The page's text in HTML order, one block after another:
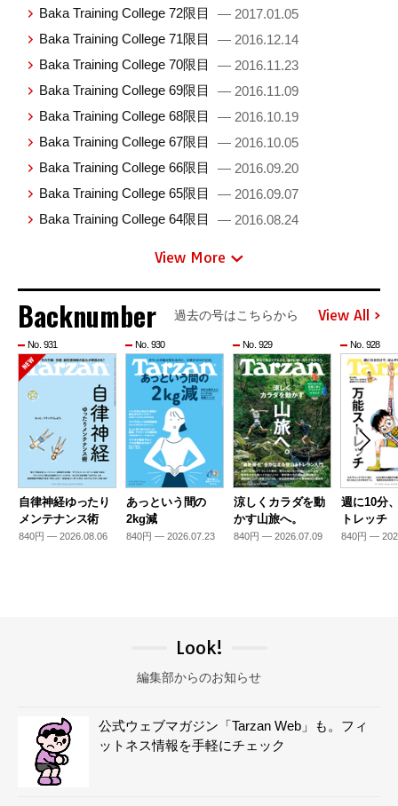
Baka Training College 72限目
— 2017.01.05
Baka Training College 71限目
— 2016.12.14
Baka Training College 70限目
— 2016.11.23
Baka Training College 69限目
— 2016.11.09
Baka Training College 68限目
— 2016.10.19
Baka Training College 67限目
— 2016.10.05
Baka Training College 66限目
— 2016.09.20
Baka Training College 65限目
— 2016.09.07
Baka Training College 64限目
— 2016.08.24
View More
Backnumber 過去の号はこちらから View All
No. 931
自律神経ゆったり
メンテナンス術
840円 — 2026.08.06
No. 930
あっという間の
2kg減
840円 — 2026.07.23
No. 929
涼しくカラダを動
かす山旅へ。
840円 — 2026.07.09
No. 928
週に10分
トレッチ
840円 —
Look!
編集部からのお知らせ
公式ウェブマガジン「Tarzan Web」も。フィ
ットネス情報を手軽にチェック